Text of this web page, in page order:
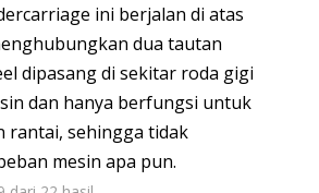
ini berjalan di atas
dua tautan
dipasang di sekitar roda gigi
dan hanya berfungsi untuk
rantai, sehingga tidak
mesin apa pun.